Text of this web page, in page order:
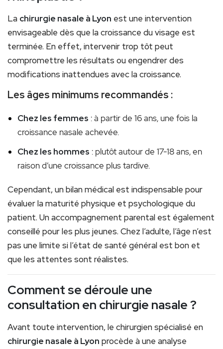
La chirurgie nasale à Lyon est une intervention
envisageable dès que la croissance du visage est
terminée. En effet, intervenir trop tôt peut
compromettre les résultats ou engendrer des
modifications inattendues avec la croissance.
Les âges minimums recommandés :
Chez les femmes : à partir de 16 ans, une fois la
croissance nasale achevée.
Chez les hommes : plutôt autour de 17-18 ans, en
raison d’une croissance plus tardive.
Cependant, un bilan médical est indispensable pour
évaluer la maturité physique et psychologique du
patient. Un accompagnement parental est également
conseillé pour les plus jeunes. Chez l’adulte, l’âge n’est
pas une limite si l’état de santé général est bon et
que les attentes sont réalistes.
Comment se déroule une
consultation en chirurgie nasale ?
Avant toute intervention, le chirurgien spécialisé en
chirurgie nasale à Lyon procède à une analyse